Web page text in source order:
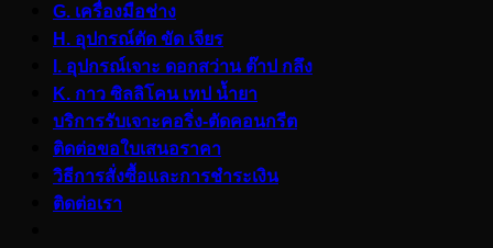
G. เครื่องมือช่าง
H. อุปกรณ์ตัด ขัด เจียร
I. อุปกรณ์เจาะ ดอกสว่าน ต๊าป กลึง
K. กาว ซิลลิโคน เทป น้ำยา
บริการรับเจาะคอริ่ง-ตัดคอนกรีต
ติดต่อขอใบเสนอราคา
วิธีการสั่งซื้อและการชำระเงิน
ติดต่อเรา